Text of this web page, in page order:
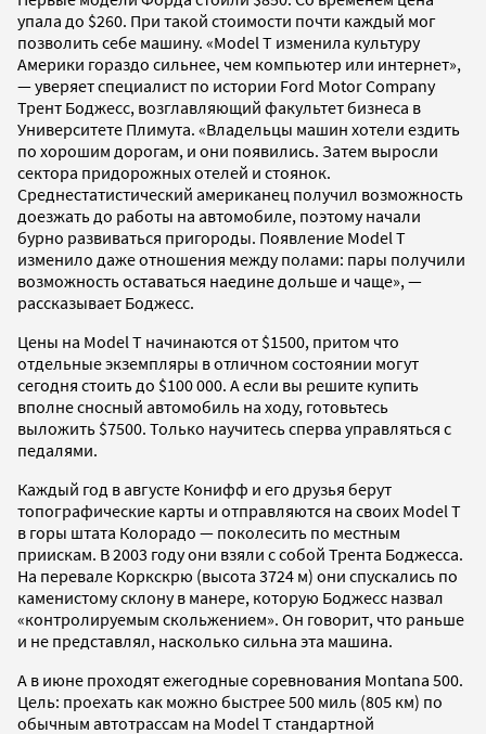
упала до $260. При такой стоимости почти каждый мог
позволить себе машину. «Model T изменила культуру
Америки гораздо сильнее, чем компьютер или интернет»,
— уверяет специалист по истории Ford Motor Company
Трент Боджесс, возглавляющий факультет бизнеса в
Университете Плимута. «Владельцы машин хотели ездить
по хорошим дорогам, и они появились. Затем выросли
сектора придорожных отелей и стоянок.
Среднестатистический американец получил возможность
доезжать до работы на автомобиле, поэтому начали
бурно развиваться пригороды. Появление Model T
изменило даже отношения между полами: пары получили
возможность оставаться наедине дольше и чаще», —
рассказывает Боджесс.
Цены на Model T начинаются от $1500, притом что
отдельные экземпляры в отличном состоянии могут
сегодня стоить до $100 000. А если вы решите купить
вполне сносный автомобиль на ходу, готовьтесь
выложить $7500. Только научитесь сперва управляться с
педалями.
Каждый год в августе Конифф и его друзья берут
топографические карты и отправляются на своих Model T
в горы штата Колорадо — поколесить по местным
приискам. В 2003 году они взяли с собой Трента Боджесса.
На перевале Коркскрю (высота 3724 м) они спускались по
каменистому склону в манере, которую Боджесс назвал
«контролируемым скольжением». Он говорит, что раньше
и не представлял, насколько сильна эта машина.
А в июне проходят ежегодные соревнования Montana 500.
Цель: проехать как можно быстрее 500 миль (805 км) по
обычным автотрассам на Model T стандартной